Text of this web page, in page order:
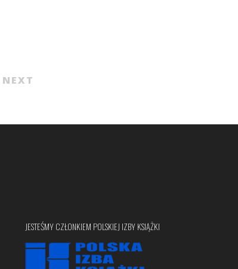
NEXT
JESTEŚMY CZŁONKIEM POLSKIEJ IZBY KSIĄŻKI